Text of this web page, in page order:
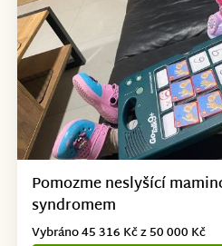
Pomozme neslyšící
syndromem
Vybráno 45 316 Kč z 50 000 Kč